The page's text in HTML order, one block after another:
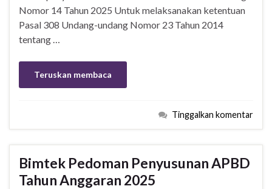
Nomor 14 Tahun 2025 Untuk melaksanakan ketentuan
Pasal 308 Undang-undang Nomor 23 Tahun 2014
tentang …
Teruskan membaca
Tinggalkan komentar
Bimtek Pedoman Penyusunan APBD
Tahun Anggaran 2025